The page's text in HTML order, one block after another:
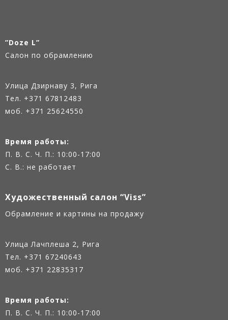
”Doze L”
Салон по обрамлению
Улица Дзирнаву 3, Рига
Тел. +371 67812483
моб. +371 25624550
Время работы:
П. В. С. Ч. П.: 10:00-17:00
С. В.: не работает
Художественный салон “Viss”
Oбрамление и картины на продажу
Улица Лачплеша 2, Рига
Тел. +371 67240643
моб. +371 22835317
Время работы:
П. В. С. Ч. П.: 10:00-17:00